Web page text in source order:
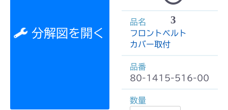
分解図を開く
3
フロントベルト
カバー取付
80-1415-516-00